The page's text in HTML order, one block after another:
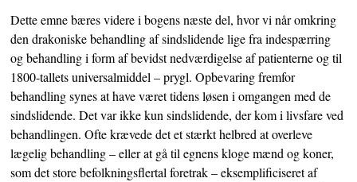
Dette emne bæres videre i bogens næste del, hvor vi når omkring
den drakoniske behandling af sindslidende lige fra indespærring
og behandling i form af bevidst nedværdigelse af patienterne og til
1800-tallets universalmiddel – prygl. Opbevaring fremfor
behandling synes at have været tidens løsen i omgangen med de
sindslidende. Det var ikke kun sindslidende, der kom i livsfare ved
behandlingen. Ofte krævede det et stærkt helbred at overleve
lægelig behandling – eller at gå til egnens kloge mænd og koner,
som det store befolkningsflertal foretrak – eksemplificiseret af